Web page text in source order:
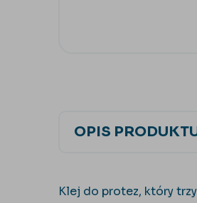
OPIS
Klej do protez, który